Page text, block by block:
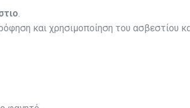
και χρησιμοποίηση του ασβεστίου